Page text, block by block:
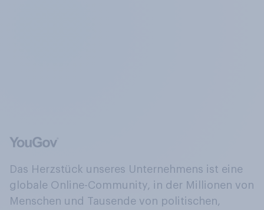
Das Herzstück unseres Unternehmens ist eine
globale Online-Community, in der Millionen von
Menschen und Tausende von politischen,